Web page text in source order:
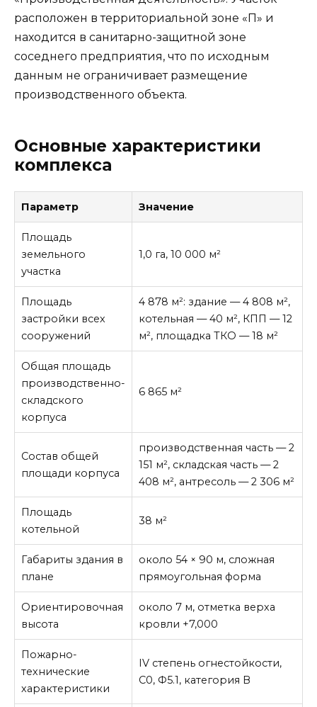
расположен в территориальной зоне «П» и
находится в санитарно-защитной зоне
соседнего предприятия, что по исходным
данным не ограничивает размещение
производственного объекта.
Основные характеристики
комплекса
Параметр Значение
Площадь
земельного
участка
1,0 га, 10 000 м²
Площадь
застройки всех
сооружений
4 878 м²: здание — 4 808 м²,
котельная — 40 м², КПП — 12
м², площадка ТКО — 18 м²
Общая площадь
производственно-
складского
корпуса
6 865 м²
Состав общей
площади корпуса
производственная часть — 2
151 м², складская часть — 2
408 м², антресоль — 2 306 м²
Площадь
котельной
38 м²
Габариты здания в
плане
около 54 × 90 м, сложная
прямоугольная форма
Ориентировочная
высота
около 7 м, отметка верха
кровли +7,000
Пожарно-
технические
характеристики
IV степень огнестойкости,
С0, Ф5.1, категория В